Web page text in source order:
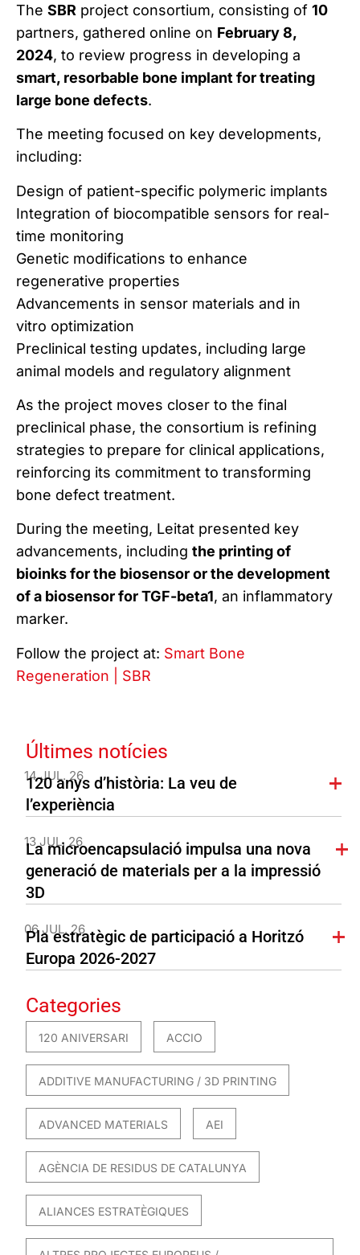
The SBR project consortium, consisting of 10
partners, gathered online on February 8,
2024, to review progress in developing a
smart, resorbable bone implant for treating
large bone defects.
The meeting focused on key developments,
including:
Design of patient-specific polymeric implants
Integration of biocompatible sensors for real-
time monitoring
Genetic modifications to enhance
regenerative properties
Advancements in sensor materials and in
vitro optimization
Preclinical testing updates, including large
animal models and regulatory alignment
As the project moves closer to the final
preclinical phase, the consortium is refining
strategies to prepare for clinical applications,
reinforcing its commitment to transforming
bone defect treatment.
During the meeting, Leitat presented key
advancements, including the printing of
bioinks for the biosensor or the development
of a biosensor for TGF-beta1, an inflammatory
marker.
Follow the project at: Smart Bone
Regeneration | SBR
Últimes notícies
14 JUL. 26
120 anys d’història: La veu de
l’experiència
13 JUL. 26
La microencapsulació impulsa una nova
generació de materials per a la impressió
3D
06 JUL. 26
Pla estratègic de participació a Horitzó
Europa 2026-2027
Categories
120 ANIVERSARI ACCIO
ADDITIVE MANUFACTURING / 3D PRINTING
ADVANCED MATERIALS AEI
AGÈNCIA DE RESIDUS DE CATALUNYA
ALIANCES ESTRATÈGIQUES